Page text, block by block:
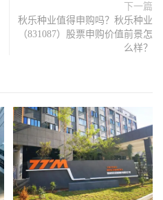
下一篇
秋乐种业值得申购吗？秋乐种业
（831087）股票申购价值前景怎
么样？